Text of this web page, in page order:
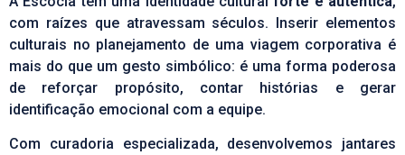
com raízes que atravessam séculos. Inserir elementos
culturais no planejamento de uma viagem corporativa é
mais do que um gesto simbólico: é uma forma poderosa
de reforçar propósito, contar histórias e gerar
identificação emocional com a equipe.
Com curadoria especializada, desenvolvemos jantares